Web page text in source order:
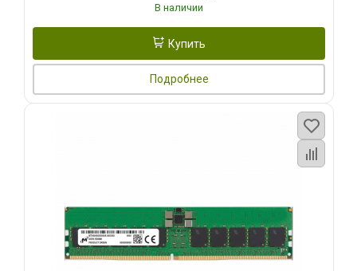
В наличии
Купить
Подробнее